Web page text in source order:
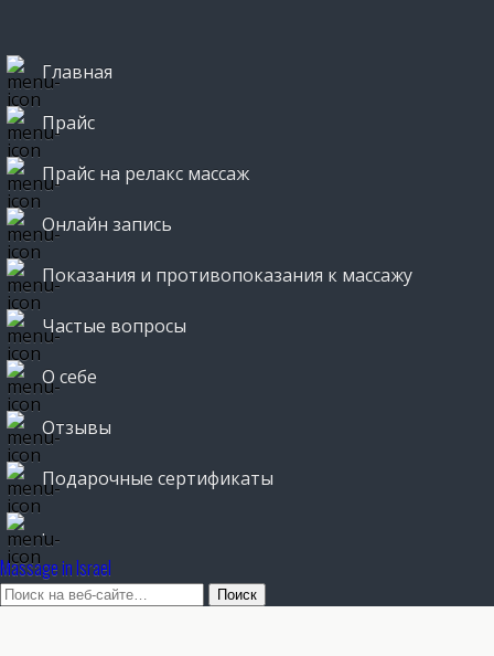
Главная
Прайс
Прайс на релакс массаж
Онлайн запись
Показания и противопоказания к массажу
Частые вопросы
О себе
Отзывы
Подарочные сертификаты
.
Massage in Israel